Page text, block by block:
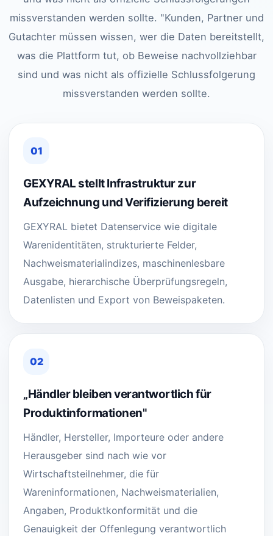
missverstanden werden sollte. "Kunden, Partner und
Gutachter müssen wissen, wer die Daten bereitstellt,
was die Plattform tut, ob Beweise nachvollziehbar
sind und was nicht als offizielle Schlussfolgerung
missverstanden werden sollte.
01
GEXYRAL stellt Infrastruktur zur
Aufzeichnung und Verifizierung bereit
GEXYRAL bietet Datenservice wie digitale
Warenidentitäten, strukturierte Felder,
Nachweismaterialindizes, maschinenlesbare
Ausgabe, hierarchische Überprüfungsregeln,
Datenlisten und Export von Beweispaketen.
02
„Händler bleiben verantwortlich für
Produktinformationen"
Händler, Hersteller, Importeure oder andere
Herausgeber sind nach wie vor
Wirtschaftsteilnehmer, die für
Wareninformationen, Nachweismaterialien,
Angaben, Produktkonformität und die
Genauigkeit der Offenlegung verantwortlich